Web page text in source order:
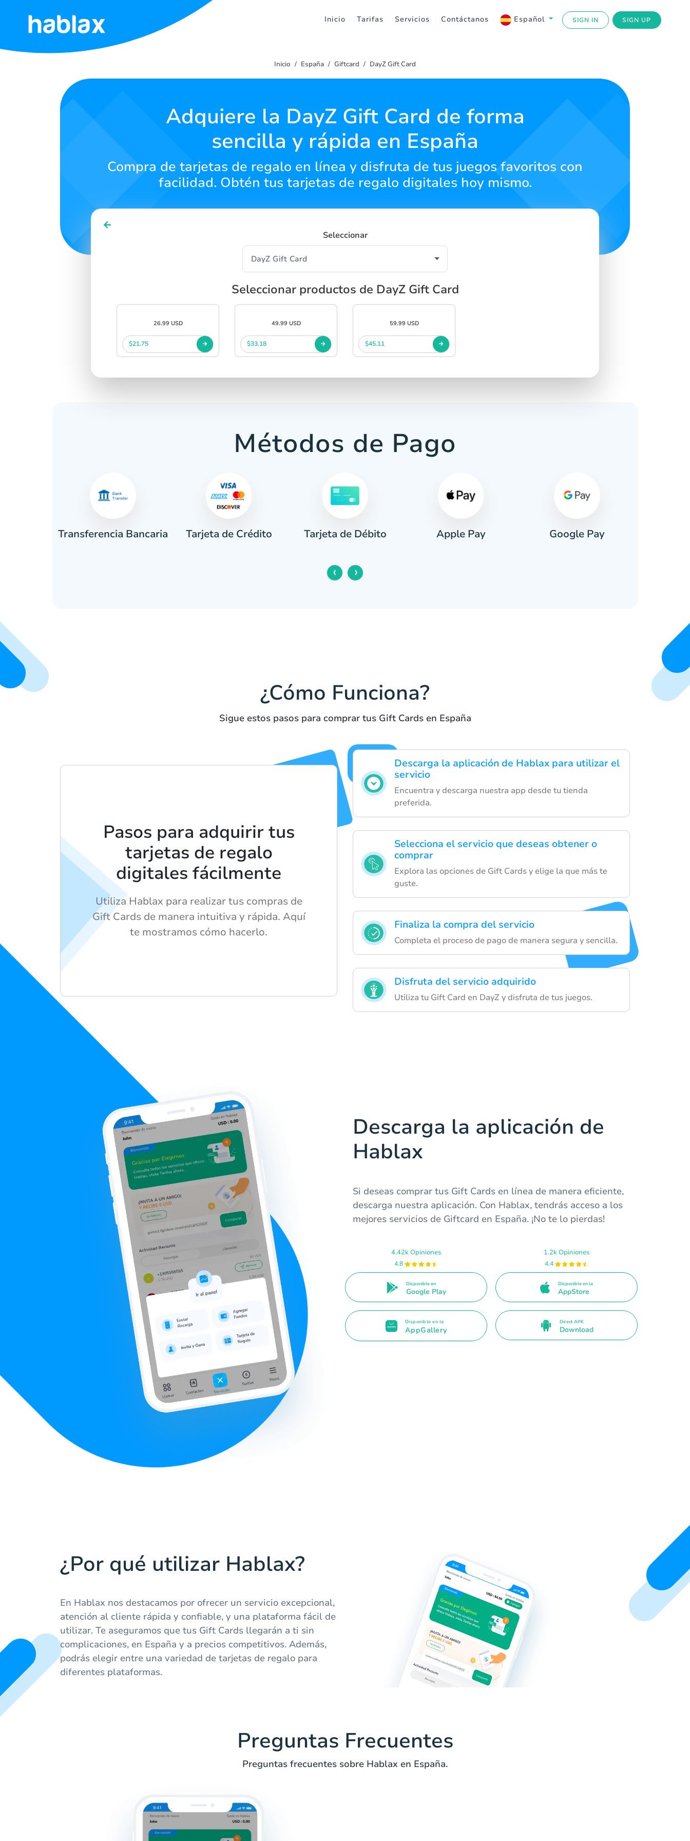
Inicio Tarifas Servicios Contáctanos Español SIGN IN SIGN UP
Inicio
Inicio España Giftcard DayZ Gift Card
Adquiere la DayZ Gift Card de forma
sencilla y rápida en España
Compra de tarjetas de regalo en línea y disfruta de tus juegos favoritos con
facilidad. Obtén tus tarjetas de regalo digitales hoy mismo.
Seleccionar
Seleccionar productos de DayZ Gift Card
26.99 USD
$21.75
49.99 USD
$33.18
59.99 USD
$45.11
Métodos de Pago
Transferencia Bancaria Tarjeta de Crédito Tarjeta de Débito Apple Pay Google Pay
‹ ›
¿Cómo Funciona?
Sigue estos pasos para comprar tus Gift Cards en España
Descarga la aplicación de Hablax para utilizar el
servicio
Encuentra y descarga nuestra app desde tu tienda
preferida.
Selecciona el servicio que deseas obtener o
comprar
Explora las opciones de Gift Cards y elige la que más te
guste.
Finaliza la compra del servicio
Completa el proceso de pago de manera segura y sencilla.
Disfruta del servicio adquirido
Utiliza tu Gift Card en DayZ y disfruta de tus juegos.
Pasos para adquirir tus
tarjetas de regalo
digitales fácilmente
Utiliza Hablax para realizar tus compras de
Gift Cards de manera intuitiva y rápida. Aquí
te mostramos cómo hacerlo.
Descarga la aplicación de
Hablax
Si deseas comprar tus Gift Cards en línea de manera eficiente,
descarga nuestra aplicación. Con Hablax, tendrás acceso a los
mejores servicios de Giftcard en España. ¡No te lo pierdas!
4.42k Opiniones
4.8
Disponible en
Google Play
1.2k Opiniones
4.4
Disponible en la
AppStore
Disponible en la
AppGallery
Direct APK
Download
¿Por qué utilizar Hablax?
En Hablax nos destacamos por ofrecer un servicio excepcional,
atención al cliente rápida y confiable, y una plataforma fácil de
utilizar. Te aseguramos que tus Gift Cards llegarán a ti sin
complicaciones, en España y a precios competitivos. Además,
podrás elegir entre una variedad de tarjetas de regalo para
diferentes plataformas.
Preguntas Frecuentes
Preguntas frecuentes sobre Hablax en España.